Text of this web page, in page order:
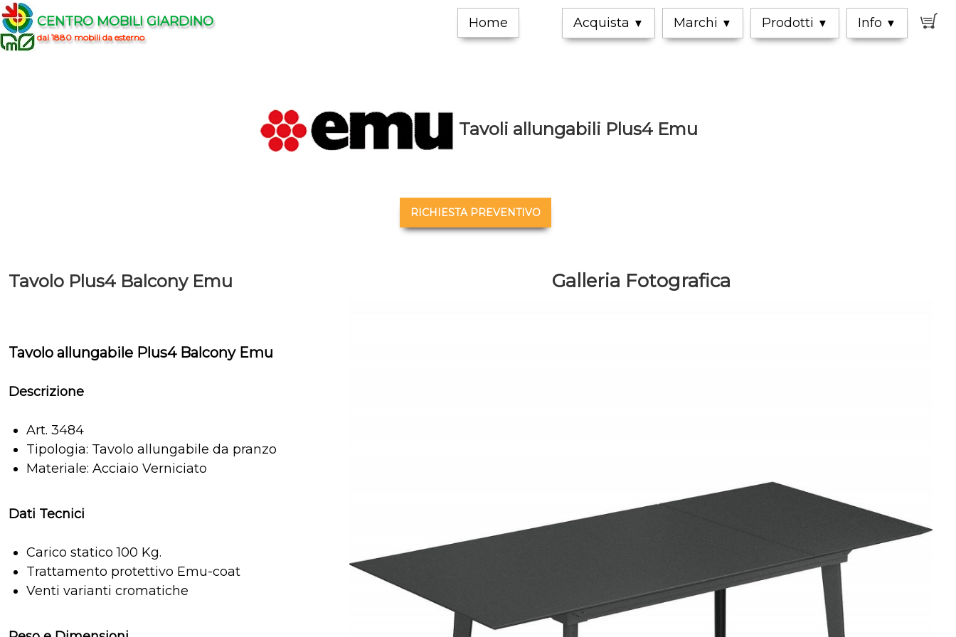
CENTRO MOBILI GIARDINO
dal 1880 mobili da esterno
Home Acquista ▼ Marchi ▼ Prodotti ▼ Info ▼
Tavoli allungabili Plus4 Emu
RICHIESTA PREVENTIVO
Tavolo Plus4 Balcony Emu
Tavolo allungabile Plus4 Balcony Emu
Descrizione
Art. 3484
Tipologia: Tavolo allungabile da pranzo
Materiale: Acciaio Verniciato
Dati Tecnici
Carico statico 100 Kg.
Trattamento protettivo Emu-coat
Venti varianti cromatiche
Galleria Fotografica